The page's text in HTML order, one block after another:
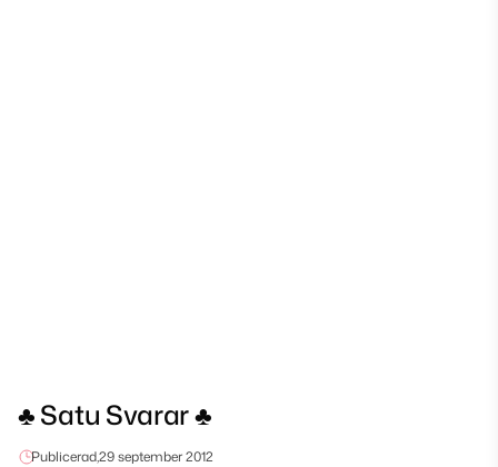
♣ Satu Svarar ♣
Publicerad,29 september 2012